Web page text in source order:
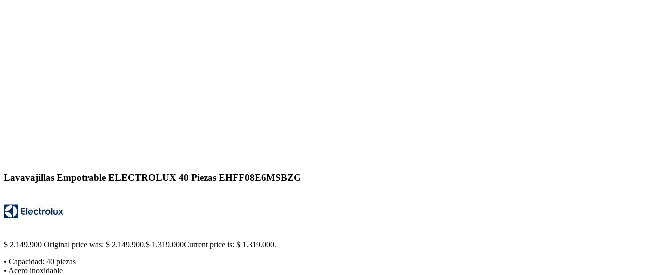
Lavavajillas Empotrable ELECTROLUX 40 Piezas EHFF08E6MSBZG
$2.149.900 Original price was: $ 2.149.900.$ 1.319.000Current price is: $ 1.319.000.
• Capacidad: 40 piezas
• Acero inoxidable